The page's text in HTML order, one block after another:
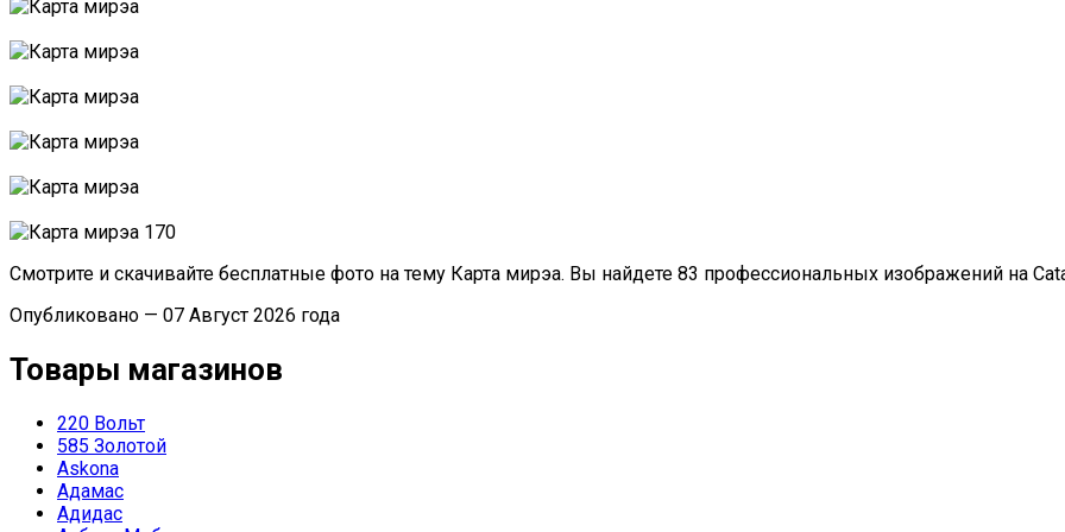
Смотрите и скачивайте бесплатные фото на тему Карта мирэа. Вы найдете 83 профессиональных изображений на
Опубликовано — 07 Август 2026 года
Товары магазинов
220 Вольт
585 Золотой
Askona
Адамас
Адидас